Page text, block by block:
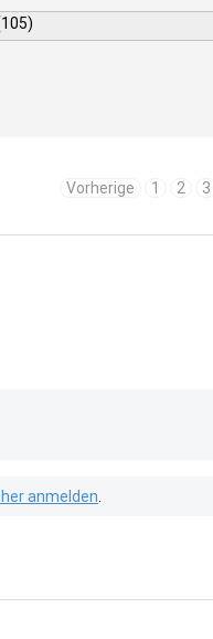
Vorherige 1 2 3
anmelden